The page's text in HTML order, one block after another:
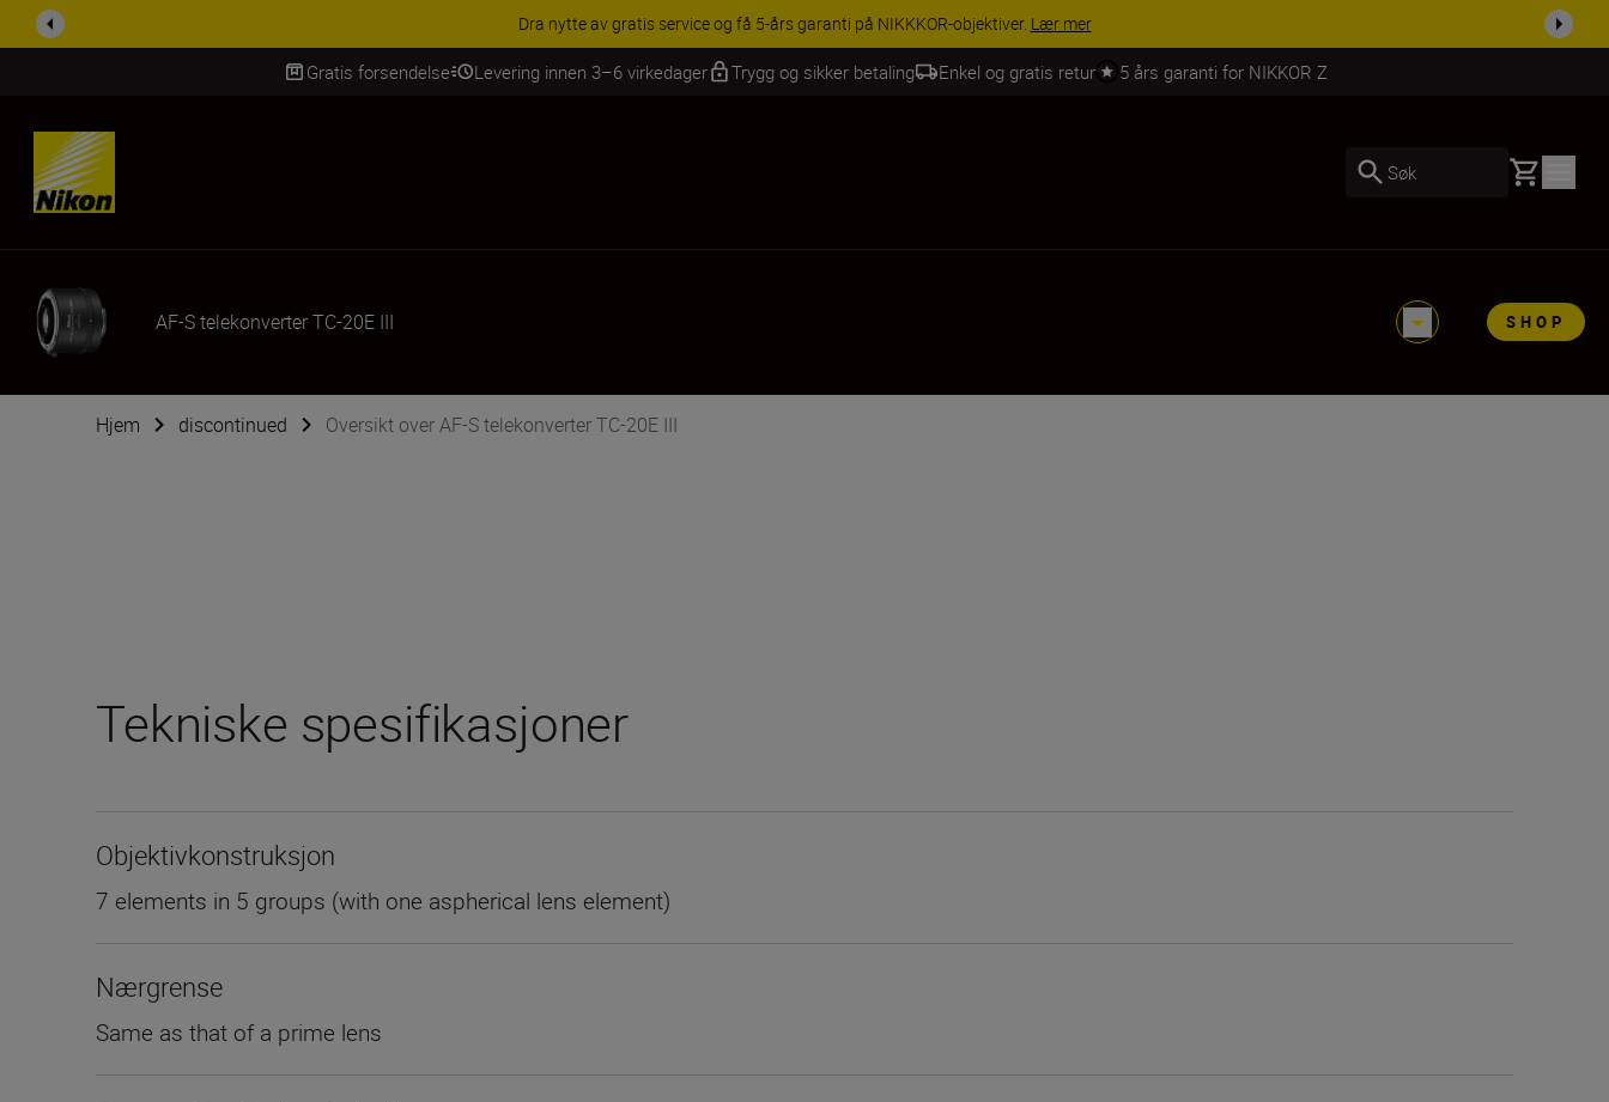
NIKKKOR-objektiver. ACCESSORY SAVINGS | Få 15 % rabatt på utvalgt tilbehør, gjør
Gratis forsendelse Levering innen 3–6 virkedager Trygg og sikker betaling Enkel og gratis retur 5 års garanti for NIKKOR Z
Skip Content
Søk Basket
AF-S telekonverter TC-20E III SHOP
Hjem discontinued Oversikt over AF-S telekonverter TC-20E III
Tekniske spesifikasjoner
Objektivkonstruksjon
7 elements in 5 groups (with one aspherical lens element)
Nærgrense
Same as that of a prime lens